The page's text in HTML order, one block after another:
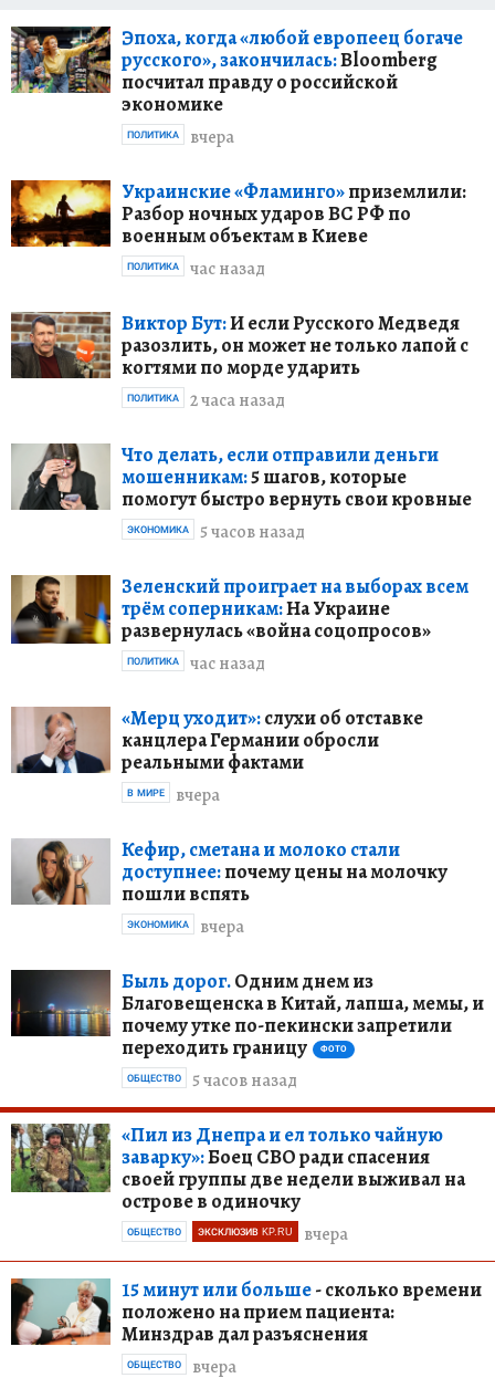
Эпоха, когда «любой европеец богаче
русского», закончилась:Bloomberg
посчитал правду о российской
экономике
вчера
ПОЛИТИКА
Украинские «Фламинго»приземлили:
Разбор ночных ударов ВС РФ по
военным объектам в Киеве
час назад
ПОЛИТИКА
Виктор Бут:И если Русского Медведя
разозлить, он может не только лапой с
когтями по морде ударить
2 часа назад
ПОЛИТИКА
Что делать, если отправили деньги
мошенникам:5 шагов, которые
помогут быстро вернуть свои кровные
5 часов назад
ЭКОНОМИКА
Зеленский проиграет на выборах всем
трём соперникам:На Украине
развернулась «война соцопросов»
час назад
ПОЛИТИКА
«Мерц уходит»:слухи об отставке
канцлера Германии обросли
реальными фактами
вчера
В МИРЕ
Кефир, сметана и молоко стали
доступнее:почему цены на молочку
пошли вспять
вчера
ЭКОНОМИКА
Быль дорог.Одним днем из
Благовещенска в Китай, лапша, мемы, и
почему утке по-пекински запретили
переходить границу
ФОТО
5 часов назад
ОБЩЕСТВО
«Пил из Днепра и ел только чайную
заварку»:Боец СВО ради спасения
своей группы две недели выживал на
острове в одиночку
вчера
ОБЩЕСТВО ЭКСКЛЮЗИВ KP.RU
15 минут или больше- сколько времени
положено на прием пациента:
Минздрав дал разъяснения
вчера
ОБЩЕСТВО